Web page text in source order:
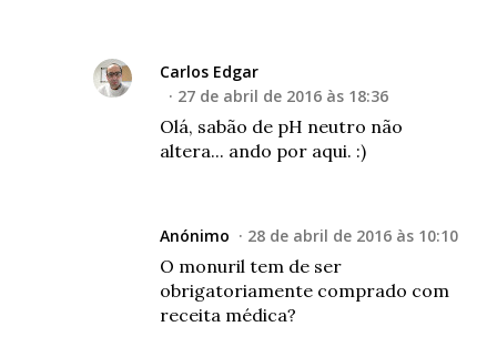
Carlos Edgar
27 de abril de 2016 às 18:36
Olá, sabão de pH neutro não
altera... ando por aqui. :)
Anónimo 28 de abril de 2016 às 10:10
O monuril tem de ser
obrigatoriamente comprado com
receita médica?